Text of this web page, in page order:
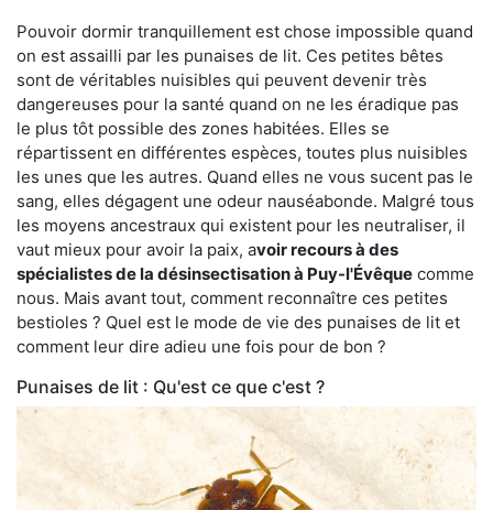
Pouvoir dormir tranquillement est chose impossible quand
on est assailli par les punaises de lit. Ces petites bêtes
sont de véritables nuisibles qui peuvent devenir très
dangereuses pour la santé quand on ne les éradique pas
le plus tôt possible des zones habitées. Elles se
répartissent en différentes espèces, toutes plus nuisibles
les unes que les autres. Quand elles ne vous sucent pas le
sang, elles dégagent une odeur nauséabonde. Malgré tous
les moyens ancestraux qui existent pour les neutraliser, il
vaut mieux pour avoir la paix, avoir recours à des
spécialistes de la désinsectisation à Puy-l'Évêque comme
nous. Mais avant tout, comment reconnaître ces petites
bestioles ? Quel est le mode de vie des punaises de lit et
comment leur dire adieu une fois pour de bon ?
Punaises de lit : Qu'est ce que c'est ?